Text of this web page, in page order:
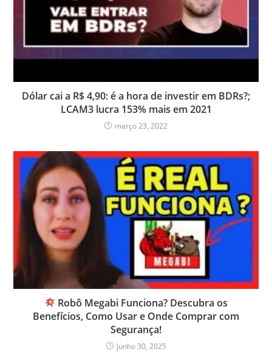
Dólar cai a R$ 4,90: é a hora de investir em BDRs?;
LCAM3 lucra 153% mais em 2021
março 23, 2022
Robô Megabi Funciona? Descubra os
Benefícios, Como Usar e Onde Comprar com
Segurança!
junho 30, 2025